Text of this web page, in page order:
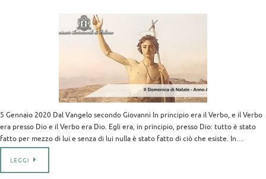
5 Gennaio 2020 Dal Vangelo secondo Giovanni In principio era il Verbo, e il Verbo
era presso Dio e il Verbo era Dio. Egli era, in principio, presso Dio: tutto è stato
fatto per mezzo di lui e senza di lui nulla è stato fatto di ciò che esiste. In…
LEGGI